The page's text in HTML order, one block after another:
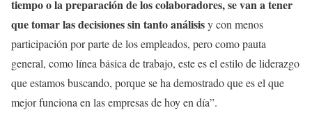
tiempo o la preparación de los colaboradores, se van a tener
que tomar las decisiones sin tanto análisisy con menos
participación por parte de los empleados, pero como pauta
general, como línea básica de trabajo, este es el estilo de liderazgo
que estamos buscando, porque se ha demostrado que es el que
mejor funciona en las empresas de hoy en día”.